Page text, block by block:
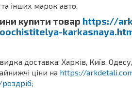
інших марок авто.
купити товар https://
доставка: Харків, Київ,
ціни на https://